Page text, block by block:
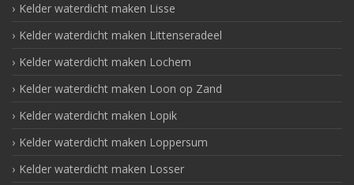
Kelder waterdicht maken Lisse
Kelder waterdicht maken Littenseradeel
Kelder waterdicht maken Lochem
Kelder waterdicht maken Loon op Zand
Kelder waterdicht maken Lopik
Kelder waterdicht maken Loppersum
Kelder waterdicht maken Losser